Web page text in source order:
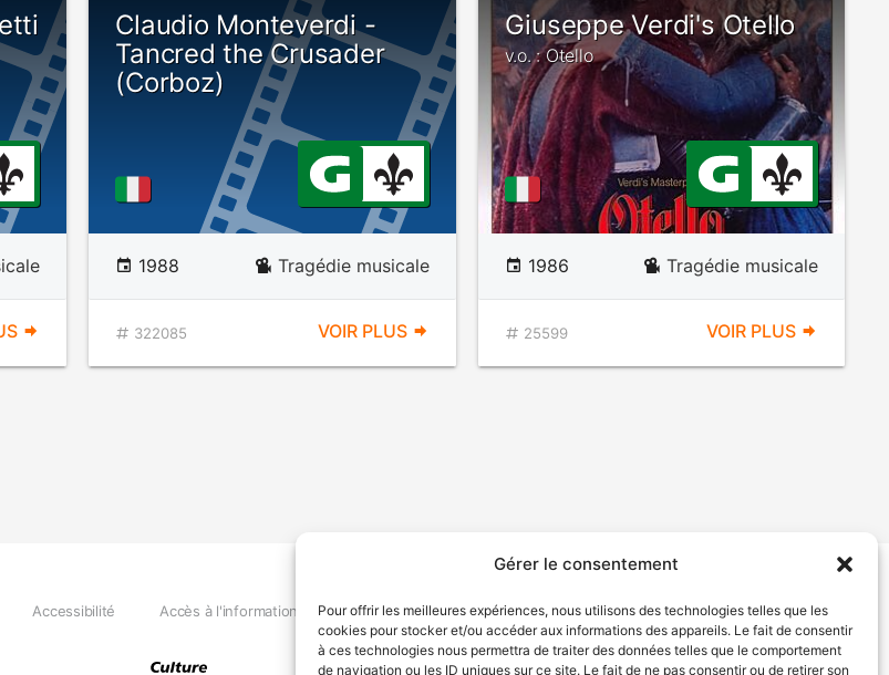
Gérer le consentement
Pour offrir les meilleures expériences, nous utilisons des technologies telles que les
cookies pour stocker et/ou accéder aux informations des appareils. Le fait de consentir
à ces technologies nous permettra de traiter des données telles que le comportement
de navigation ou les ID uniques sur ce site. Le fait de ne pas consentir ou de retirer son
Claudio Monteverdi -
Tancred the Crusader
(Corboz)
1988 Tragédie musicale
322085 VOIR PLUS
Giuseppe Verdi's Otello
v.o. : Otello
1986 Tragédie musicale
25599 VOIR PLUS
Accessibilité Accès à l'information Déclaration de services Politique de confidentialité